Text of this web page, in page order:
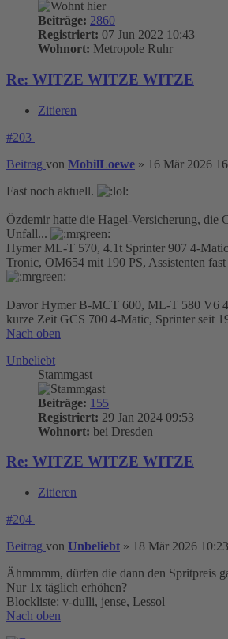
Beiträge: 2860
Registriert: 07 Jun 2022 10:43
Wohnort: Metropole Ruhr
Re: WITZE WITZE WITZE
Zitieren
#203
Beitrag von MobilLoewe » 16 Mär 2026
Fast noch aktuell.
Özdemir hatte die Hagel-Versicherung, die
Unfall...
Hymer ML-T 570, 4.1t Sprinter 907 4-
Tronic, OM654 mit 190 PS, Assistenten
Davor Hymer B-MCT 600, ML-T 580 V6
kurze Zeit GCS 700 4-Matic, Sprinter seit
Nach oben
Unbeliebt
Stammgast
Beiträge: 155
Registriert: 29 Jan 2024 09:53
Wohnort: bei Dresden
Re: WITZE WITZE WITZE
Zitieren
#204
Beitrag von Unbeliebt » 18 Mär 2026 10:23
Ähmmmm, dürfen die dann den Spritpreis
Nur 1x täglich erhöhen?
Blockliste: v-dulli, jense, Lessol
Nach oben